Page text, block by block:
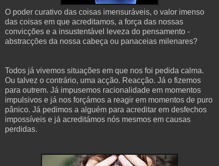
O poder curativo das coisas imensuráveis, o valor imenso
das coisas em que acreditamos, a força das nossas
convicções e a insustentável leveza do pensamento -
abstracções da nossa cabeça ou panaceias milenares?
Todos já vivemos situações em que nos foi pedida calma.
Ou talvez o contrário, uma acção. Reacção. Já o fizemos
para outrem. Já impusemos racionalidade em momentos
impulsivos e já nos forçámos a reagir em momentos de puro
pânico. Já pedimos a alguém para acreditar em desfechos
impossíveis e já acreditámos nós mesmos em causas
perdidas.